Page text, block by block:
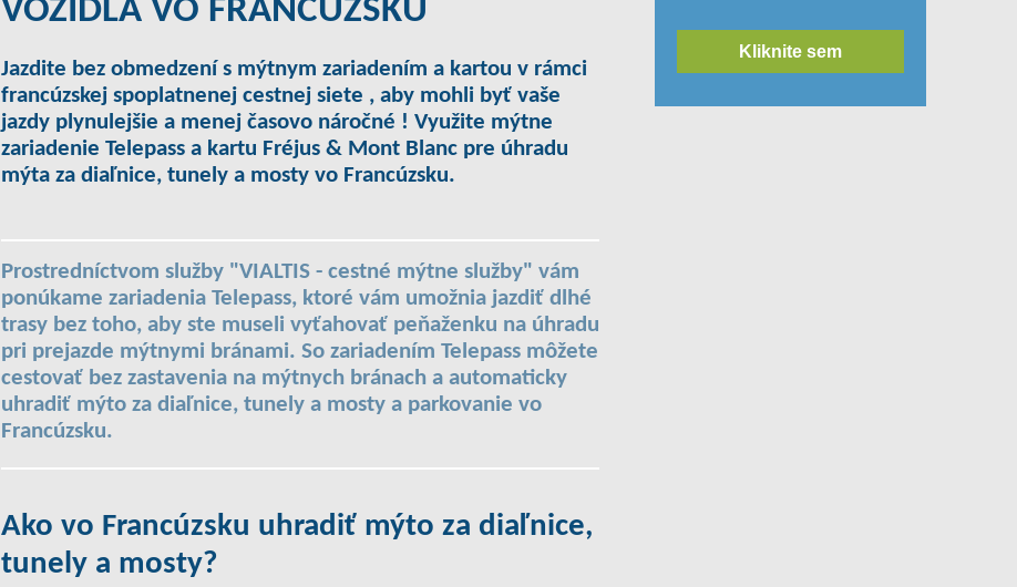
VOZIDLÁ VO FRANCÚZSKU
Jazdite bez obmedzení s mýtnym zariadením a kartou v rámci
francúzskej spoplatnenej cestnej siete , aby mohli byť vaše
jazdy plynulejšie a menej časovo náročné ! Využite mýtne
zariadenie Telepass a kartu Fréjus & Mont Blanc pre úhradu
mýta za diaľnice, tunely a mosty vo Francúzsku.
Prostredníctvom služby "VIALTIS - cestné mýtne služby" vám
ponúkame zariadenia Telepass, ktoré vám umožnia jazdiť dlhé
trasy bez toho, aby ste museli vyťahovať peňaženku na úhradu
pri prejazde mýtnymi bránami. So zariadením Telepass môžete
cestovať bez zastavenia na mýtnych bránach a automaticky
uhradiť mýto za diaľnice, tunely a mosty a parkovanie vo
Francúzsku.
Ako vo Francúzsku uhradiť mýto za diaľnice,
tunely a mosty?
Kliknite sem